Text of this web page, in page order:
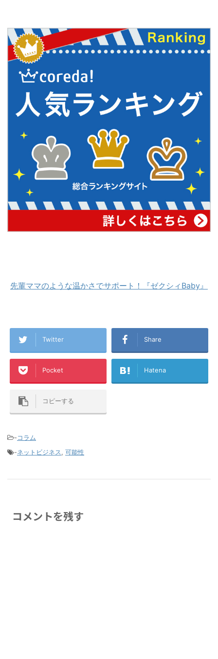
先輩ママのような温かさでサポート！『ゼクシィBaby』
Twitter Share
Pocket Hatena
コピーする
-コラム
-ネットビジネス, 可能性
コメントを残す